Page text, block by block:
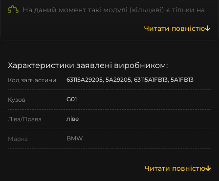
На даний момент такі модулі (кільцеві) є тільки на
ангельських очей режим денних ходових вогнів,
роблячи його більш помітним на дорозі для інших
Персоналізація:
опцію, яка найкраще відповідає вашому смаку та
Довговічність:Багато ангельських очей
освітлення протягом тривалого періоду
Читати повністю
Характеристики заявлені виробником:
Код запчастини 63115A29205, 5A29205, 63115A1FB13, 5A1FB13
Кузов G01
Ліва/Права ліве
Марка BMW
Читати повністю